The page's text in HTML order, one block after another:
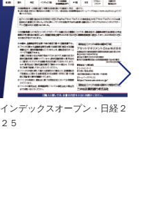
インデックスミリオン